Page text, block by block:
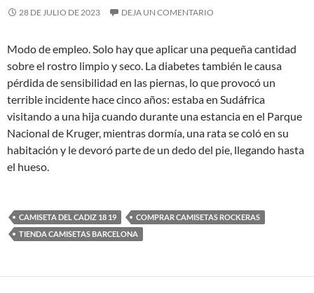
28 DE JULIO DE 2023 DEJA UN COMENTARIO
Modo de empleo. Solo hay que aplicar una pequeña cantidad
sobre el rostro limpio y seco. La diabetes también le causa
pérdida de sensibilidad en las piernas, lo que provocó un
terrible incidente hace cinco años: estaba en Sudáfrica
visitando a una hija cuando durante una estancia en el Parque
Nacional de Kruger, mientras dormía, una rata se coló en su
habitación y le devoró parte de un dedo del pie, llegando hasta
el hueso.
CAMISETA DEL CADIZ 18 19
COMPRAR CAMISETAS ROCKERAS
TIENDA CAMISETAS BARCELONA